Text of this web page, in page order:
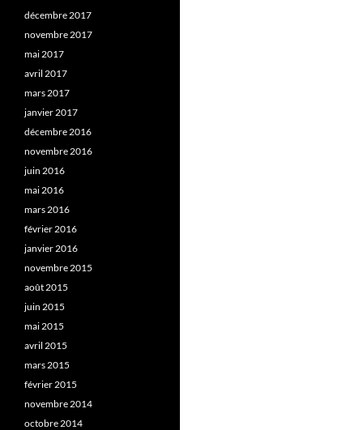
décembre 2017
novembre 2017
mai 2017
avril 2017
mars 2017
janvier 2017
décembre 2016
novembre 2016
juin 2016
mai 2016
mars 2016
février 2016
janvier 2016
novembre 2015
août 2015
juin 2015
mai 2015
avril 2015
mars 2015
février 2015
novembre 2014
octobre 2014